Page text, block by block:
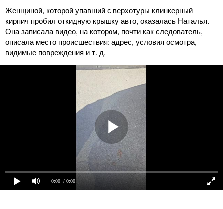
Женщиной, которой упавший с верхотуры клинкерный
кирпич пробил откидную крышку авто, оказалась Наталья.
Она записала видео, на котором, почти как следователь,
описала место происшествия: адрес, условия осмотра,
видимые повреждения и т. д.
0:00 / 0:00